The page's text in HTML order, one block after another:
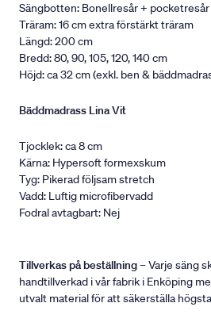
Sängbotten: Bonellresår +
Träram: 16 cm extra förstärkt träram
Längd: 200 cm
Bredd: 80, 90, 105, 120, 140 cm
Höjd: ca 32 cm (exkl. ben &
Bäddmadrass Lina Vit
Tjocklek: ca 8 cm
Kärna: Hypersoft formexskum
Tyg: Pikerad följsam stretch
Vadd: Luftig microfibervadd
Fodral avtagbart: Nej
Tillverkas på beställning– Varje säng
handtillverkad i vår fabrik i Enköping
utvalt material för att säkerställa